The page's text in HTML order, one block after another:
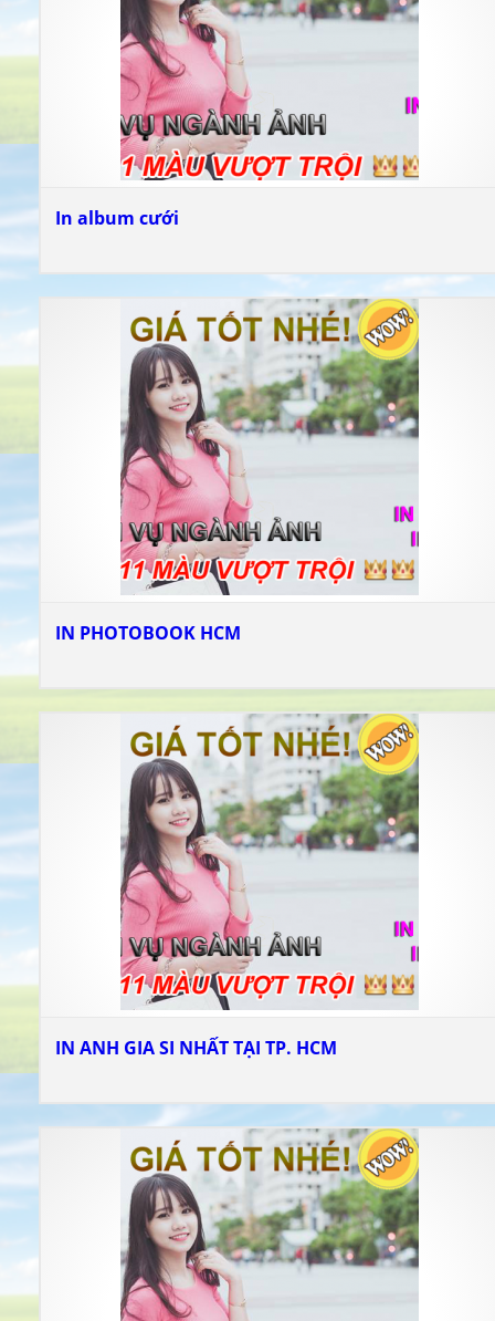
In album cưới
IN PHOTOBOOK HCM
IN ANH GIA SI NHẤT TẠI TP. HCM